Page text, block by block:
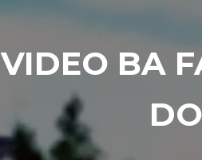
VIDEO BA